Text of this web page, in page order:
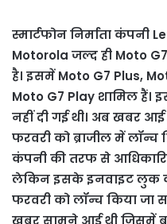
स्मार्टफोन निर्माता कंपनी
Motorola जल्द ही Moto
है। इसमें Moto G7 Plus,
Moto G7 Play शामिल हैं।
नहीं दी गई थी। अब खबर
फरवरी को ब्राजील में लॉन्च
कंपनी की तरफ से
लेकिन इसके इनवाइट लुक
फरवरी को लॉन्च किया जा